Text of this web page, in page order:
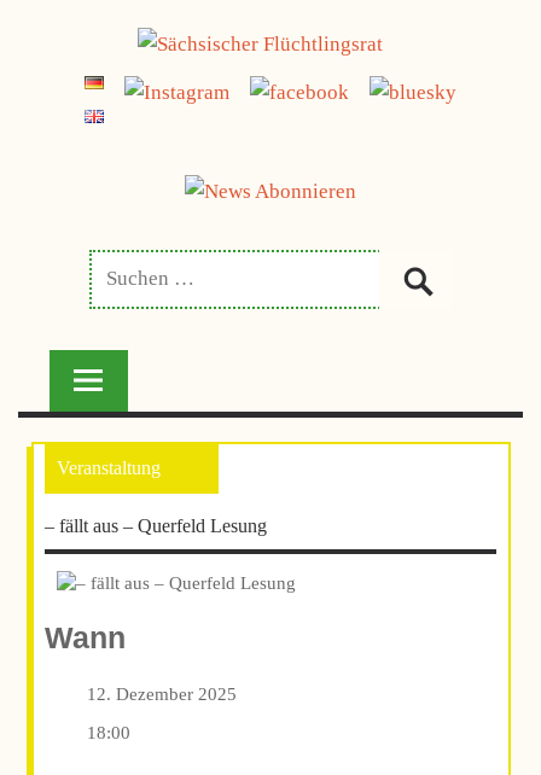
FLÜCHTLINGSRAT
– fällt aus – Querfeld Lesung
Wann
12. Dezember 2025
18:00